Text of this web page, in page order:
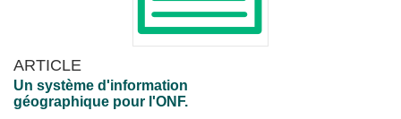
ARTICLE
Un système d'information
géographique pour l'ONF.